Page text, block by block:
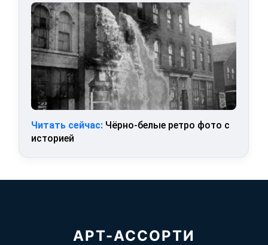
Читать сейчас: Чёрно-белые ретро фото с
историей
АРТ-АССОРТИ